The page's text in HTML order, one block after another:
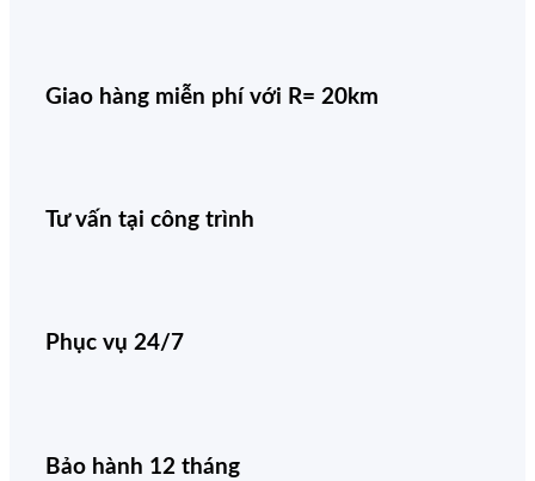
Giao hàng miễn phí với R= 20km
Tư vấn tại công trình
Phục vụ 24/7
Bảo hành 12 tháng